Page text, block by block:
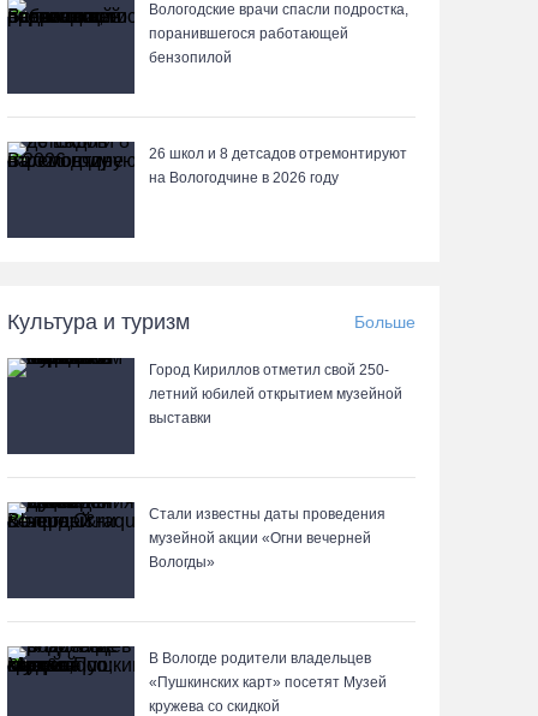
завершены работы по благоустройству
Осановская роща в Вологде стала
современным парком с есенинским
настроением
05.08.26 / 16:19
Георгий Филимонов: Мы создаём новую
В Вологодской области клещи покусали уже
13,4 тысячи человек
05.08.26 / 15:47
Более 17 тысяч онкоскринингов проведено на
Вологодчине с начала года
Вологодские врачи спасли подростка,
поранившегося работающей
бензопилой
26 школ и 8 детсадов отремонтируют
на Вологодчине в 2026 году
Культура и туризм Больше
Город Кириллов отметил свой 250-
летний юбилей открытием музейной
выставки
Стали известны даты проведения
музейной акции «Огни вечерней
Вологды»
В Вологде родители владельцев
«Пушкинских карт» посетят Музей
кружева со скидкой